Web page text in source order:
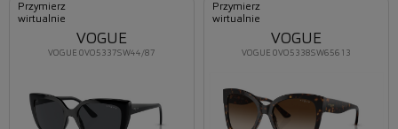
Przymierz
wirtualnie
VOGUE 0VO5337S W44/87
VOGUE
Przymierz
wirtualnie
VOGUE 0VO5338S W65613
VOGUE